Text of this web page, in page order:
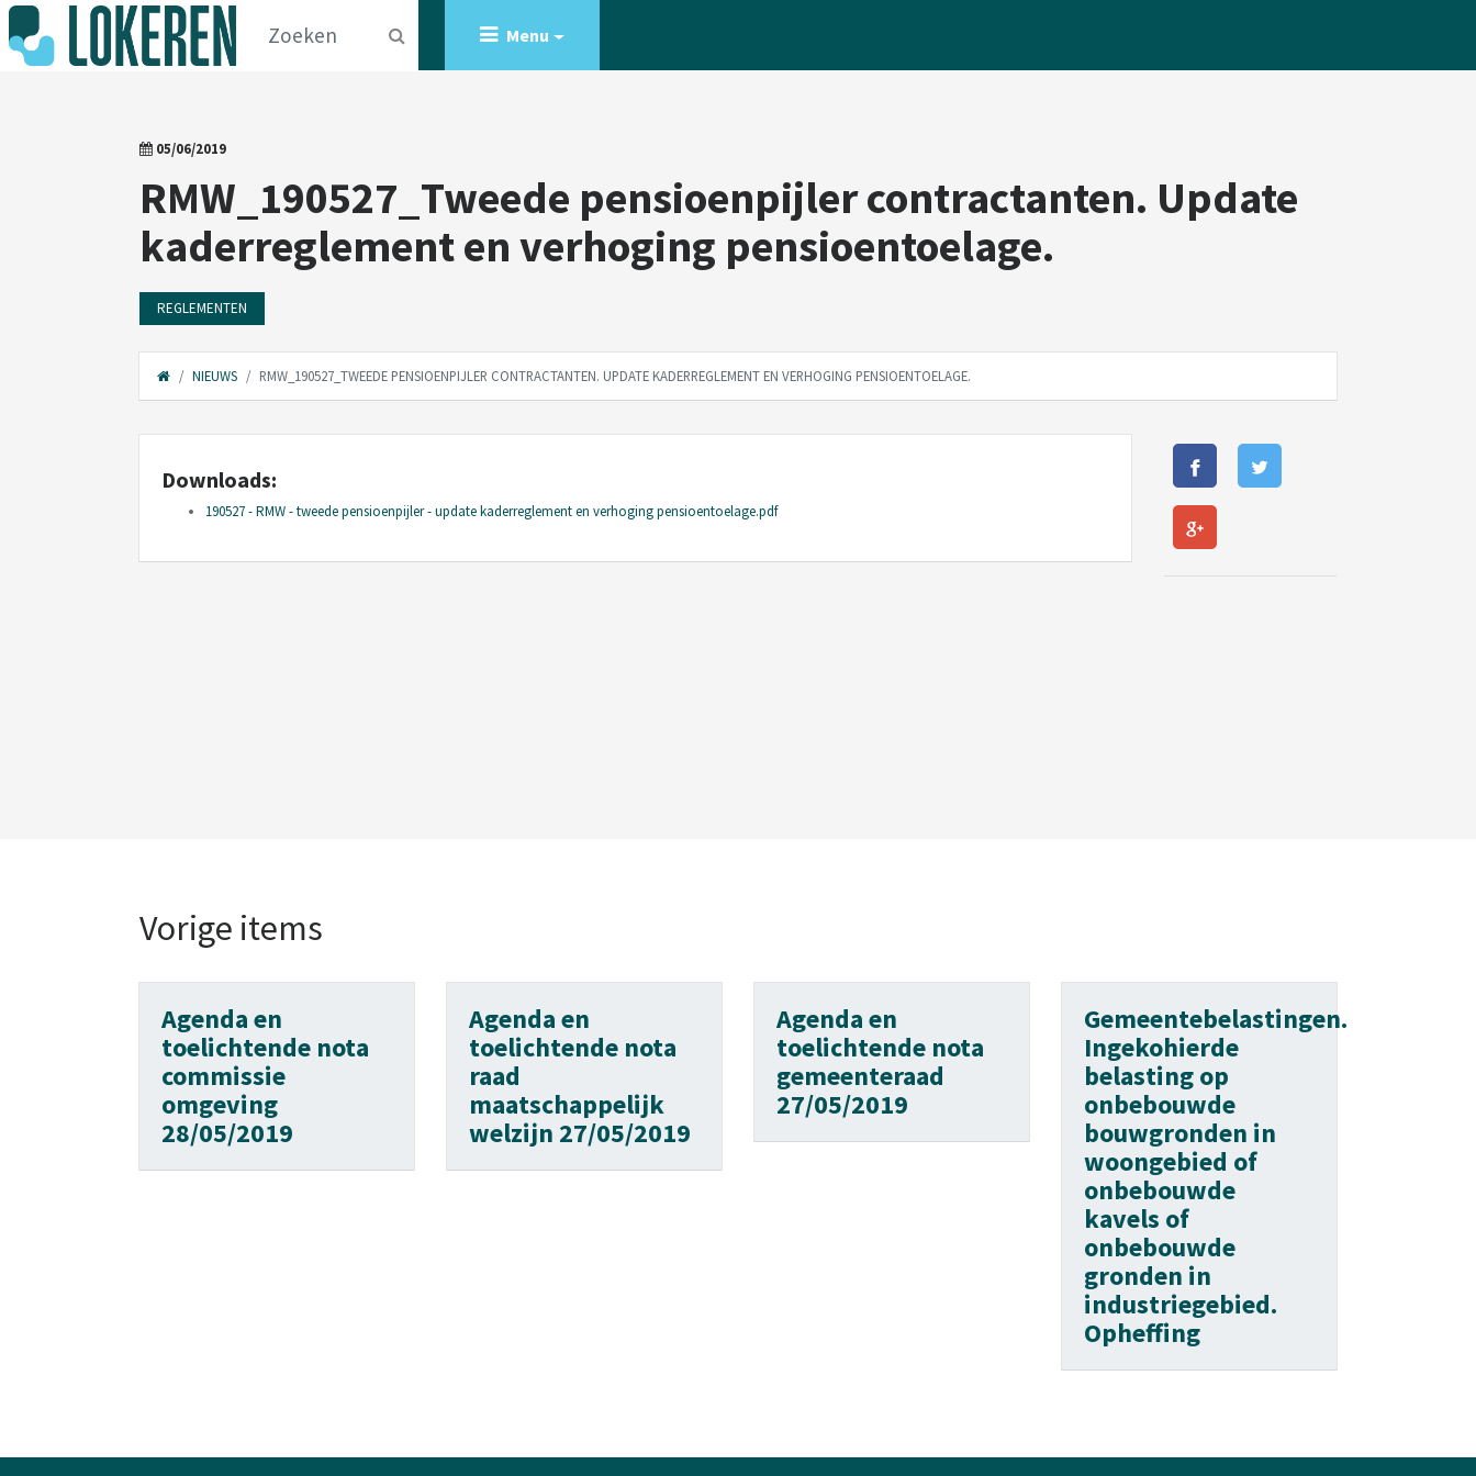
Menu
05/06/2019
RMW_190527_Tweede pensioenpijler contractanten. Update
kaderreglement en verhoging pensioentoelage.
REGLEMENTEN
NIEUWS RMW_190527_TWEEDE PENSIOENPIJLER CONTRACTANTEN. UPDATE KADERREGLEMENT EN VERHOGING PENSIOENTOELAGE.
Downloads:
190527 - RMW - tweede pensioenpijler - update kaderreglement en verhoging pensioentoelage.pdf
Vorige items
Agenda en
toelichtende nota
commissie
omgeving
28/05/2019
Agenda en
toelichtende nota
raad
maatschappelijk
welzijn 27/05/2019
Agenda en
toelichtende nota
gemeenteraad
27/05/2019
Gemeentebelastingen.
Ingekohierde
belasting op
onbebouwde
bouwgronden in
woongebied of
onbebouwde
kavels of
onbebouwde
gronden in
industriegebied.
Opheffing